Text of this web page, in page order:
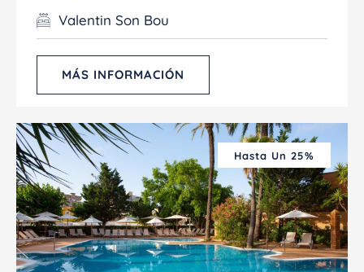
Valentin Son Bou
MÁS INFORMACIÓN
Hasta Un 25%